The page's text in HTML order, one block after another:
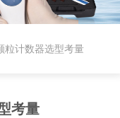
粒计数器选型考量
考量